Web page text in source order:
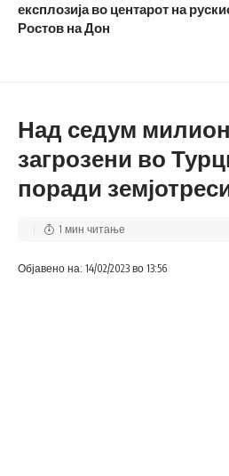
експлозија во центарот на
Ростов на Дон
Над седум
загрозени во
поради
Објавено на: 14/02/2023 во 13:56
1 мин читање